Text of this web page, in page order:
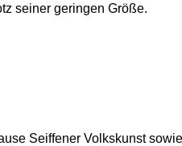
seiner geringen Größe.
Seiffener Volkskunst